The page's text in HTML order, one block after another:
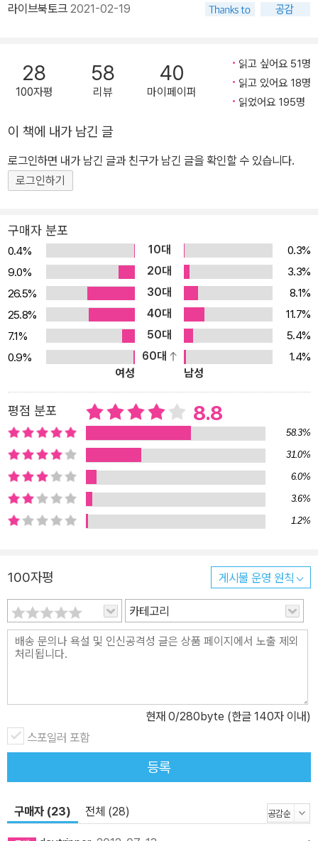
익숙했던 저자가 처음으로 연재 없이 책을 출간하여 독자들에게 처음
불안을 느끼고, 어딘가 의지하고 싶어 하며, 도움을 받고 싶어 한다.
저자는 앞서 말한, 책에 대한 여덟 가지 질문이 단순히 ‘독서의 기
술’에 한정된 것이 아니며, 그 자체가 ‘삶의 기술’에 대한 질문이라고
말한다. 가령 가장 흔하게 던지는 “먹고살기도 바쁜데 언제 책을 읽나
하루의 시간을 보내지 않고 그 일부를 나에게 의미 있는 시간으로 보
내려면 도대체 어떻게 해야 하는가, 라는 질문과 다르지 않은 것이다.
간’이라는 이름으로 바꿔 답한다. 우리가 하루 중 일부를 누가 시켜서
가 아니라 순전히 자신의 의지와 욕망으로 기쁨에 몰두하여 보내면,
‘그 시간이 아무리 짧더라도’ 내 영혼을 조금씩 성장시키고, 결국 삶의
나머지 시간까지 다른 의미로 바꿀 수 있다는 것이다. 중요한 것은 ‘시
간의 양’이 아니라, 우리가 시간에 부여하는 ‘의미’이기 때문이다. 누
구나 쉽게 할 수 있는 말 같지만, 정혜윤은 이 차이가 물리적 시간을
어떻게 지배하는지를, 스탕달의 『적과 흑』, 베른하르트의 「야우레크」
등의 책과 실제로 인터뷰를 한 농부 할머니의 이야기를 통해 감동적
바꾸는 독서의 기술’, 곧 ‘창조적 삶의 기술’을 말한다. “책 읽는 능력
이 없는데 어떡하나요?”, “삶이 불안한데도 책을 읽어야 하나요?” 등
의 질문들도 모두 마찬가지다. 모두 삶의 문제로 바꿀 수 있다. 이 질
문들에는 “사는 능력이 없는데 어떡하나요?”, “불안한데도 계속 살아
가야 하나요?” 등의 질문이 숨어 있다. 책 읽기에 대한 이 모든 질문
은 결국 지금과 다른 삶에 대한 열망에서 나왔기 때문이다. 저자는 말
한다. 이 모든 질문의 답이 우리 삶에 있다고. 책을 잘(풍요롭게) 읽는
서 문자보다 삶을 먼저 읽는 것이다. 혹자는 (대개 성공을 위한, 또는
리더가 되기 위한) 책 읽기에서 독해력이나 어휘력을 더 중요시하고,
그것을 훈련하거나 공부하기를 요구하지만, 정혜윤의 ‘삶을 바꾸는
책 읽기’에서 가장 중요하게 여겨지는 독서 능력은 공감하고, 타인을
한다. 정혜윤은 오랫동안 책을 읽고 서평을 쓰며 처음엔 책에서 삶을
발견하고 감탄했지만, 후에는 오히려 삶의 현장에서 (책에서 봤거나
책보다 놀라운) 이야기를 발견하고 놀라곤 했다고 고백한다. 독서의
기술이 삶의 기술이 되는 것뿐만 아니라, 삶의 기술이 독서의 기술이
되는 순간을 목격한 것이다. 이 책에는 정혜윤이 말하는 ‘거리의 스승
들’이 등장한다. 그들은 농부 할머니이고, 가사 도우미 아줌마이며, 아
흔 살이 넘은 택시 기사 할아버지이다. 일흔이 넘어 시 쓰는 수업을 듣
라이브북토크 2021-02-19
28
100자평
58
리뷰
40
마이페이퍼
읽고 싶어요 51명
읽고 있어요 18명
읽었어요 195명
이 책에 내가 남긴 글
로그인하면 내가 남긴 글과 친구가 남긴 글을 확인할 수 있습니다.
로그인하기
구매자 분포
0.4% 10대
0.3%
9.0%
20대
3.3%
26.5%
30대
8.1%
25.8%
40대
11.7%
7.1%
50대
5.4%
0.9%
60대
1.4%
여성
남성
평점 분포 8.8
58.3%
31.0%
6.0%
3.6%
1.2%
100자평 게시물 운영 원칙
카테고리
현재 0/280byte (한글 140자 이내)
스포일러 포함
등록
구매자 (23) 전체 (28)